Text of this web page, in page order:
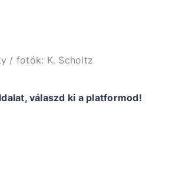
/ fotók: K. Scholtz
válaszd ki a platformod!